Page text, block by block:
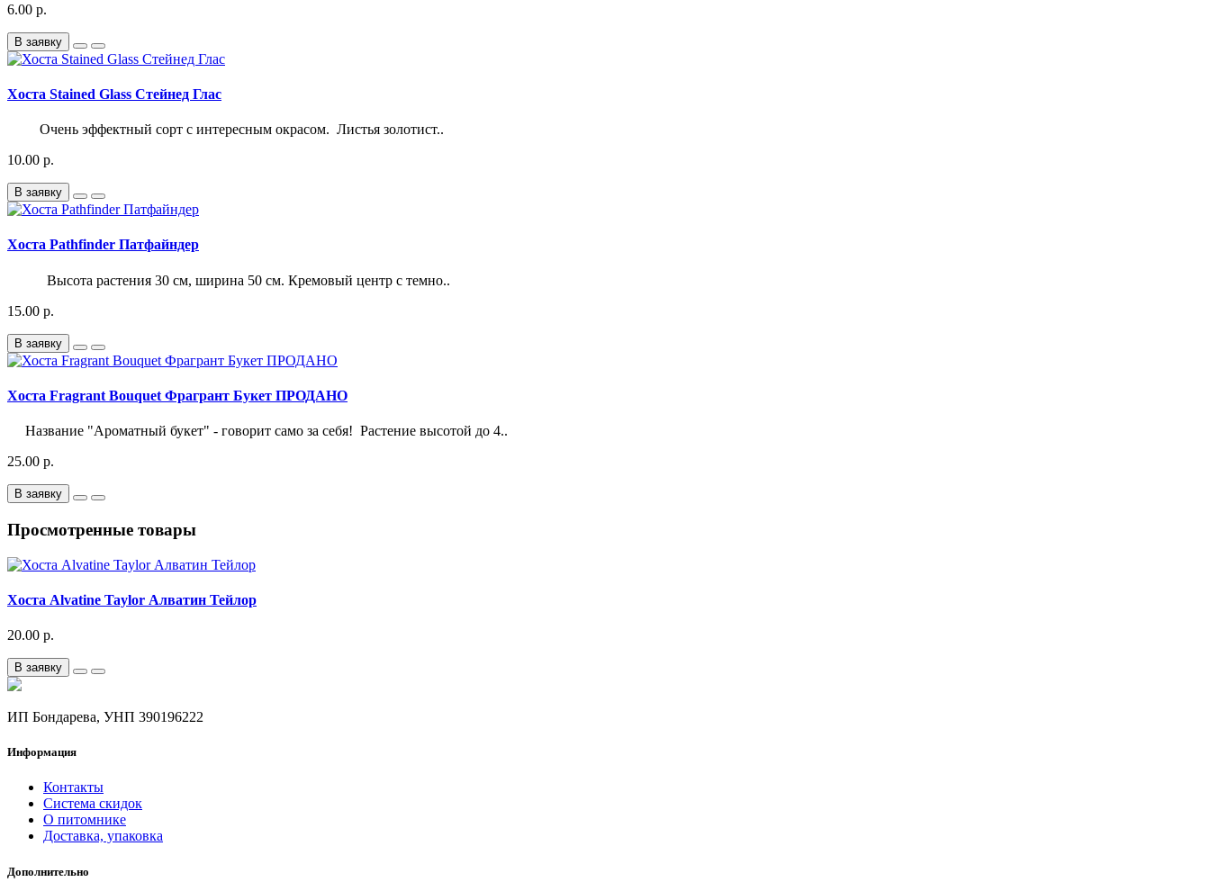
6.00 р.
В заявку
Хоста Stained Glass Стейнед Глас
Очень эффектный сорт с интересным окрасом. Листья золотист..
10.00 р.
В заявку
Хоста Pathfinder Патфайндер
Высота растения 30 см, ширина 50 см. Кремовый центр с темно..
15.00 р.
В заявку
Хоста Fragrant Bouquet Фрагрант Букет ПРОДАНО
Название "Ароматный букет" - говорит само за себя! Растение высотой до 4..
25.00 р.
В заявку
Просмотренные товары
Хоста Alvatine Taylor Алватин Тейлор
20.00 р.
В заявку
ИП Бондарева, УНП 390196222
Информация
Контакты
Система скидок
О питомнике
Доставка, упаковка
Дополнительно